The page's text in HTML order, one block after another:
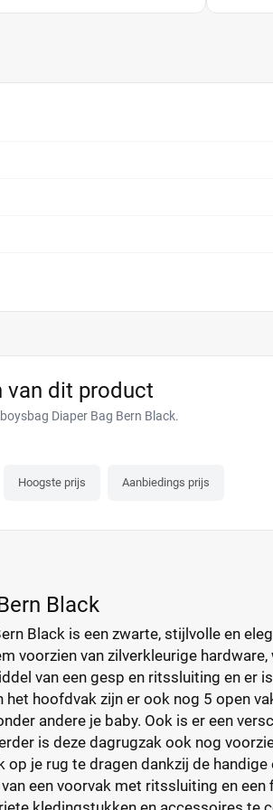
van dit product
Diaper Bag Bern Black.
Hoogste prijs Aanbiedings prijs
Black
Black is een zwarte, stijlvolle en
voorzien van zilverkleurige
van een gesp en ritssluiting en er
het hoofdvak zijn er ook nog 5 open
andere je baby. Ook is er een
is deze dagrugzak ook nog
je rug te dragen dankzij de
een voorvak met ritssluiting en